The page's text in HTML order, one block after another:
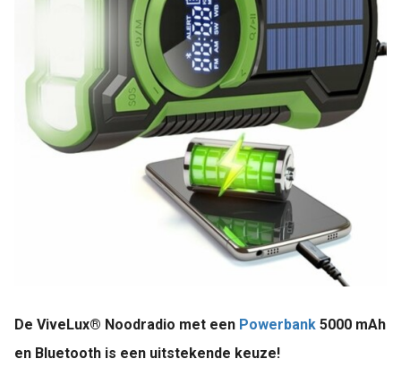
De ViveLux® Noodradio met een Powerbank 5000 mAh
en Bluetooth is een uitstekende keuze!